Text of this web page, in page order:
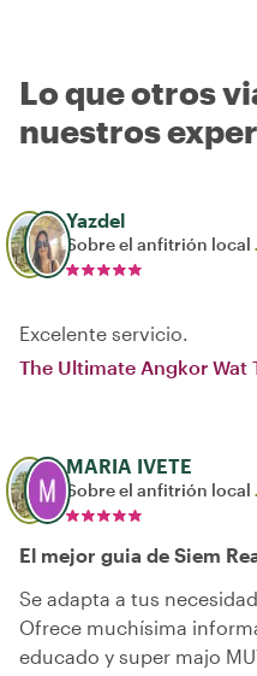
Lo que otros
nuestros
Yazdel
Sobre el anfitrión local
Excelente servicio.
The Ultimate Angkor Wat
MARIA IVETE
Sobre el anfitrión local
El mejor guia de Siem
Se adapta a tus
Ofrece muchísima
educado y super majo